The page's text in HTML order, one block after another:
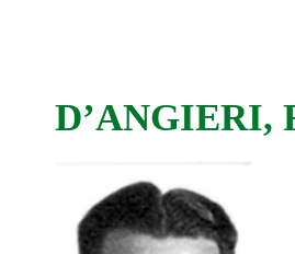
D’ANGIERI,